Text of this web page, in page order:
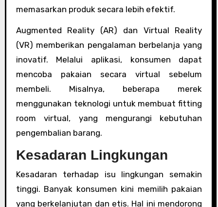
memasarkan produk secara lebih efektif.
Augmented Reality (AR) dan Virtual Reality
(VR) memberikan pengalaman berbelanja yang
inovatif. Melalui aplikasi, konsumen dapat
mencoba pakaian secara virtual sebelum
membeli. Misalnya, beberapa merek
menggunakan teknologi untuk membuat fitting
room virtual, yang mengurangi kebutuhan
pengembalian barang.
Kesadaran Lingkungan
Kesadaran terhadap isu lingkungan semakin
tinggi. Banyak konsumen kini memilih pakaian
yang berkelanjutan dan etis. Hal ini mendorong